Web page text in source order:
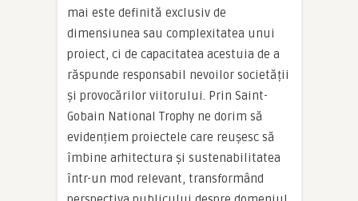
mai este definită exclusiv de
dimensiunea sau complexitatea unui
proiect, ci de capacitatea acestuia de a
răspunde responsabil nevoilor societății
și provocărilor viitorului. Prin Saint-
Gobain National Trophy ne dorim să
evidențiem proiectele care reușesc să
îmbine arhitectura și sustenabilitatea
într-un mod relevant, transformând